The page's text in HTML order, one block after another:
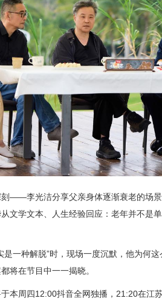
——李光洁分享父亲身体逐渐衰老的场
文学文本、人生经验回应：老年并不是
是一种解脱”时，现场一度沉默，他为何
将在节目中一一揭晓。
于本周四12:00抖音全网独播，21:20在江